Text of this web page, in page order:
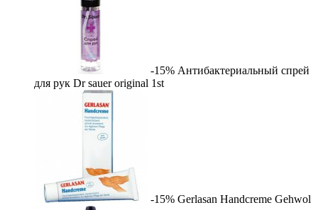
-15% Антибактериальный спрей
для рук Dr sauer original 1st
-15% Gerlasan Handcreme Gehwol